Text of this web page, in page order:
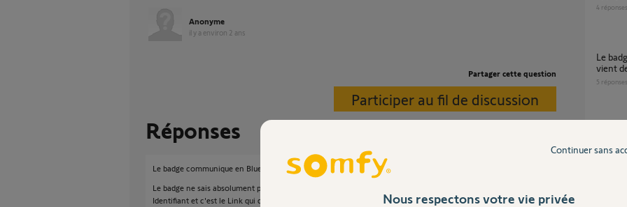
Anonyme
il y a environ 2 ans
Partager cette question
Participer au fil de discussion
Réponses
Le badge communique en Bluetooth avec le Link uniquement.
Le badge ne sais absolument pas si l'alarme est activé. Son Bluetooth envoie au Link son
Identifiant et c'est le Link qui détermine l'action qu'il doit faire.
4 réponses
Le badge désactive l’alarme alors que l’on
vient
5 réponses
1réponse
Nous respectons votre vie privée
Continuer sans